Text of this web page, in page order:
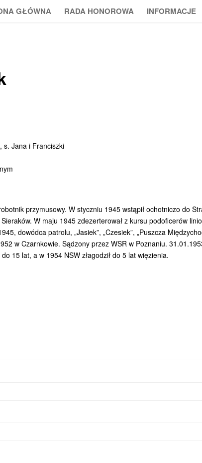
GŁÓWNA RADA HONOROWA INFORMACJE
s. Jana i Franciszki
przymusowy. W styczniu 1945 wstąpił ochotniczo do
W maju 1945 zdezerterował z kursu podoficerów
dowódca patrolu, „Jasiek”, „Czesiek”, „Puszcza
w Czarnkowie. Sądzony przez WSR w Poznaniu.
15 lat, a w 1954 NSW złagodził do 5 lat więzienia.